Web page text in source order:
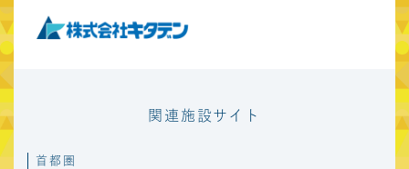
関連施設サイト
首都圏